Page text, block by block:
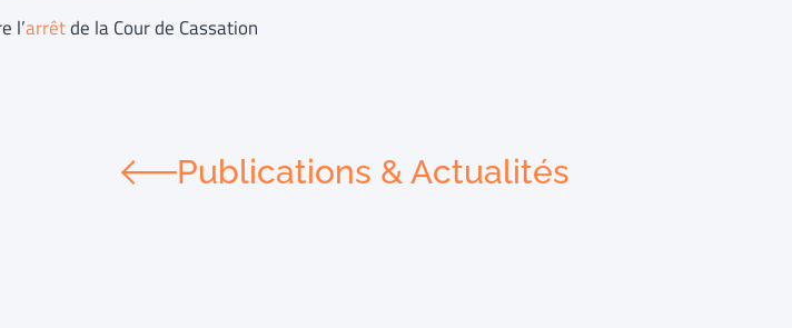
l’arrêtde la Cour de Cassation
Publications & Actualités